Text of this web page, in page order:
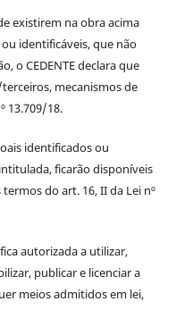
existirem na obra acima
identificáveis, que não
o CEDENTE declara que
mecanismos de
13.709/18.
identificados ou
ficarão disponíveis
do art. 16, II da Lei nº
autorizada a utilizar,
publicar e licenciar a
meios admitidos em lei,